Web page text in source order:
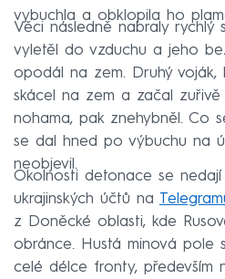
vybuchla a obklopila ho
Věci následně nabraly rychlý
vyletěl do vzduchu a jeho
opodál na zem. Druhý
skácel na zem a začal
nohama, pak znehybněl. Co
se dal hned po výbuchu na
neobjevil.
Okolnosti detonace se
ukrajinských účtů na
z Doněcké oblasti, kde
obránce. Hustá minová pole
celé délce fronty, především